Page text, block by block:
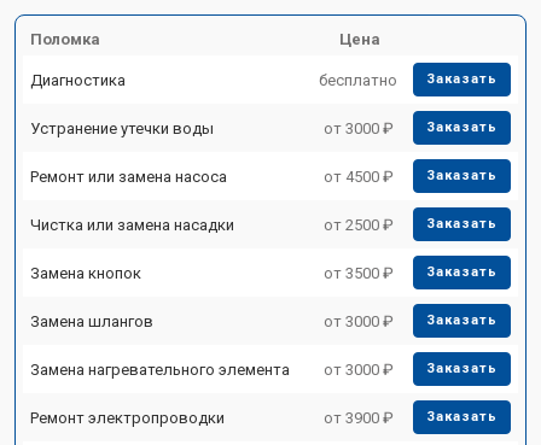
Поломка Цена
Диагностика бесплатно Заказать
Устранение утечки воды от 3000 ₽ Заказать
Ремонт или замена насоса от 4500 ₽ Заказать
Чистка или замена насадки от 2500 ₽ Заказать
Замена кнопок от 3500 ₽ Заказать
Замена шлангов от 3000 ₽ Заказать
Замена нагревательного элемента от 3000 ₽ Заказать
Ремонт электропроводки от 3900 ₽ Заказать